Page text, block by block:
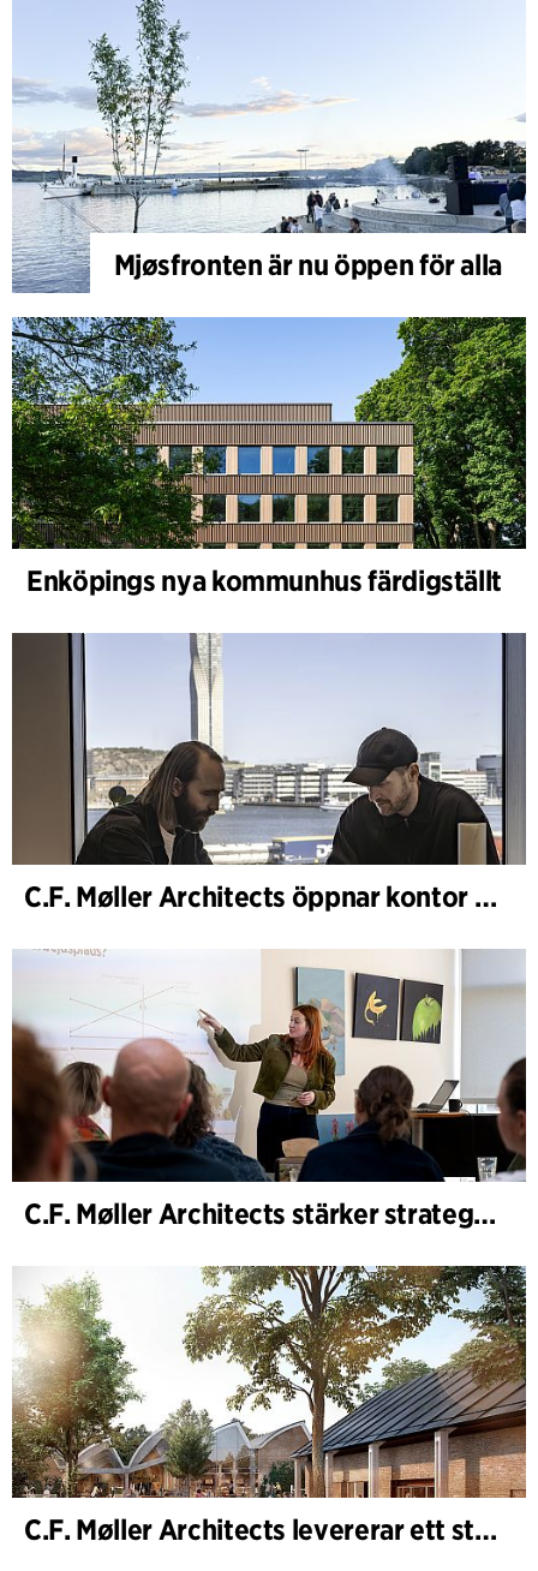
Mjøsfronten är nu öppen för alla
Enköpings nya kommunhus färdigställt
C.F. Møller Architects öppnar kontor i Göteborg
C.F. Møller Architects stärker strategisk rådgivning i tidiga skeden
C.F. Møller Architects levererar ett starkt resultat för 2025